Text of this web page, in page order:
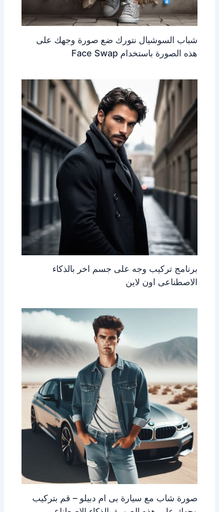
شباب السوشيال نتورك ضع صورة وجهك على
هذه الصورة باستخدام Face Swap
برنامج تركيب وجه على جسم اخر بالذكاء
الاصطناعى اون لاين
صورة شاب مع سيارة بى ام دبيلو – قم بتركيب